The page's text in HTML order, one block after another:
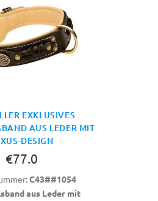
EXKLUSIVES
AUS LEDER MIT
DESIGN
€77.0
C43##1054
aus Leder mit